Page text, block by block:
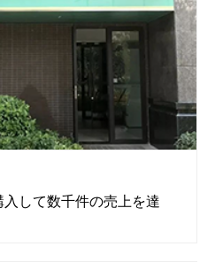
して数千件の売上を達